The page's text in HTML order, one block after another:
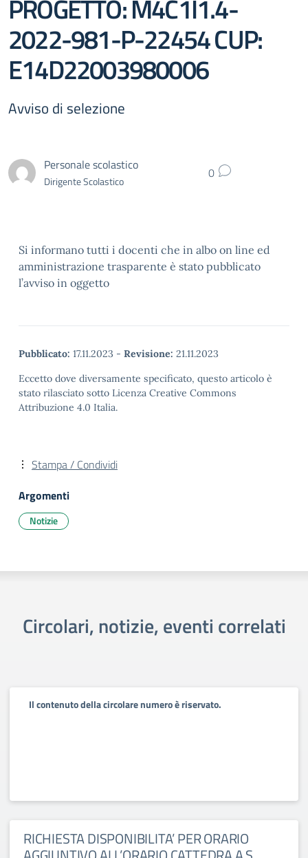
PROGETTO: M4C1I1.4-
2022-981-P-22454 CUP:
E14D22003980006
Avviso di selezione
Personale scolastico
Dirigente Scolastico 0
Si informano tutti i docenti che in albo on line ed
amministrazione trasparente è stato pubblicato
l’avviso in oggetto
Pubblicato: 17.11.2023 - Revisione: 21.11.2023
Eccetto dove diversamente specificato, questo articolo è
stato rilasciato sotto Licenza Creative Commons
Attribuzione 4.0 Italia.
Stampa / Condividi
Argomenti
Notizie
Circolari, notizie, eventi correlati
Il contenuto della circolare numero è riservato.
RICHIESTA DISPONIBILITA’ PER ORARIO